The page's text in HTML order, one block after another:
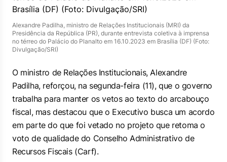
Alexandre Padilha, ministro de Relações Institucionais (MRI) da
Presidência da República (PR), durante entrevista coletiva à imprensa
no térreo do Palácio do Planalto em 16.10.2023 em Brasília (DF) (Foto:
Divulgação/SRI)
O ministro de Relações Institucionais, Alexandre
Padilha, reforçou, na segunda-feira (11), que o governo
trabalha para manter os vetos ao texto do arcabouço
fiscal, mas destacou que o Executivo busca um acordo
em parte do que foi vetado no projeto que retoma o
voto de qualidade do Conselho Administrativo de
Recursos Fiscais (Carf).